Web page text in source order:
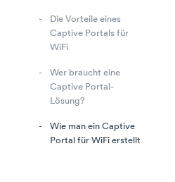
Die Vorteile eines
Captive Portals für
WiFi
Wer braucht eine
Captive Portal-
Lösung?
Wie man ein Captive
Portal für WiFi erstellt